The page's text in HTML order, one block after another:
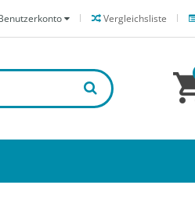
Vergleichsliste